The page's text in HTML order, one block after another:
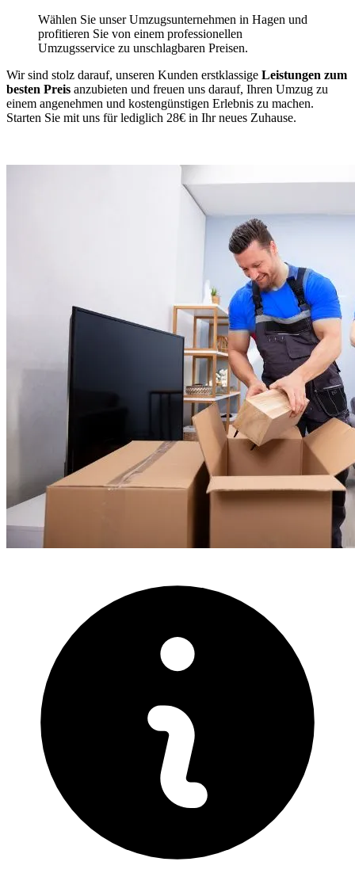
Wählen Sie unser Umzugsunternehmen in Hagen und
profitieren Sie von einem professionellen
Umzugsservice zu unschlagbaren Preisen.
Wir sind stolz darauf, unseren Kunden erstklassige Leistungen zum
besten Preis anzubieten und freuen uns darauf, Ihren Umzug zu
einem angenehmen und kostengünstigen Erlebnis zu machen.
Starten Sie mit uns für lediglich 28€ in Ihr neues Zuhause.